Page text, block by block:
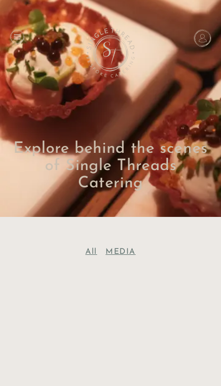
Explore behind the scenes
of Single Threads
Catering
All MEDIA